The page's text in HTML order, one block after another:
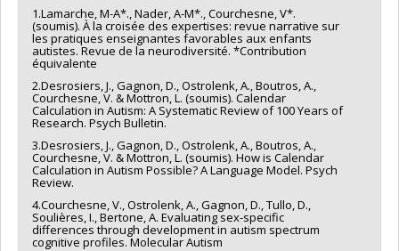
1.Lamarche, M-A*., Nader, A-M*., Courchesne, V*.
(soumis). À la croisée des expertises: revue narrative sur
les pratiques enseignantes favorables aux enfants
autistes. Revue de la neurodiversité. *Contribution
équivalente
2.Desrosiers, J., Gagnon, D., Ostrolenk, A., Boutros, A.,
Courchesne, V. & Mottron, L. (soumis). Calendar
Calculation in Autism: A Systematic Review of 100 Years of
Research. Psych Bulletin.
3.Desrosiers, J., Gagnon, D., Ostrolenk, A., Boutros, A.,
Courchesne, V. & Mottron, L. (soumis). How is Calendar
Calculation in Autism Possible? A Language Model. Psych
Review.
4.Courchesne, V., Ostrolenk, A., Gagnon, D., Tullo, D.,
Soulières, I., Bertone, A. Evaluating sex-specific
differences through development in autism spectrum
cognitive profiles. Molecular Autism